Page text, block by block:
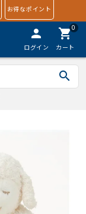
お得なポイント
person
ログイン
0
shopping_cart
カート
search